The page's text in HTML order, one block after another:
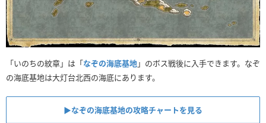
「いのちの紋章」は「なぞの海底基地」のボス戦後に入手できます。なぞ
の海底基地は大灯台北西の海底にあります。
▶︎なぞの海底基地の攻略チャートを見る